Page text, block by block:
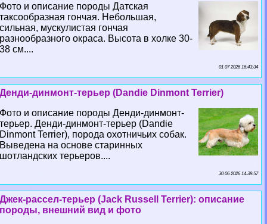
Фото и описание породы Датская
таксообразная гончая. Небольшая,
сильная, мускулистая гончая
разнообразного окраса. Высота в холке 30-
38 см....
01 07 2026 16:43:34
Денди-динмонт-терьер (Dandie Dinmont Terrier)
Фото и описание породы Денди-динмонт-
терьер. Денди-динмонт-терьер (Dandie
Dinmont Terrier), порода охотничьих собак.
Выведена на основе старинных
шотландских терьеров....
30 06 2026 14:39:57
Джек-рассел-терьер (Jack Russell Terrier): описание
породы, внешний вид и фото